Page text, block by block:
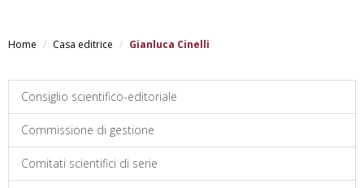
main
Home Casa editrice Gianluca Cinelli
Consiglio scientifico-editoriale
Commissione di gestione
Comitati scientifici di serie